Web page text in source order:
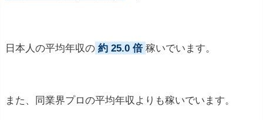
日本人の平均年収の 約 25.0 倍 稼いでいます。
また、同業界プロの平均年収よりも稼いでいます。